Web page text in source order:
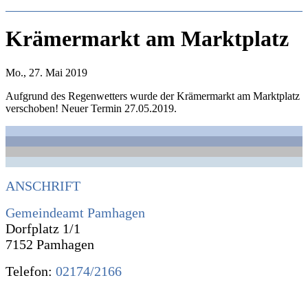
Krämermarkt am Marktplatz
Mo., 27. Mai 2019
Aufgrund des Regenwetters wurde der Krämermarkt am Marktplatz
verschoben! Neuer Termin 27.05.2019.
ANSCHRIFT
Gemeindeamt Pamhagen
Dorfplatz 1/1
7152 Pamhagen
Telefon: 02174/2166